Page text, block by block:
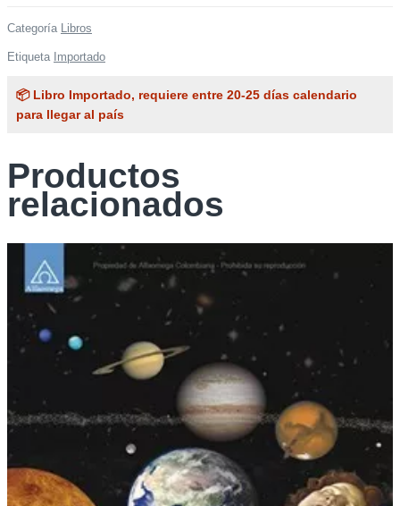
Categoría Libros
Etiqueta Importado
📦 Libro Importado, requiere entre 20-25 días calendario
para llegar al país
Productos
relacionados